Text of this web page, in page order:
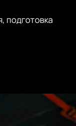
подготовка